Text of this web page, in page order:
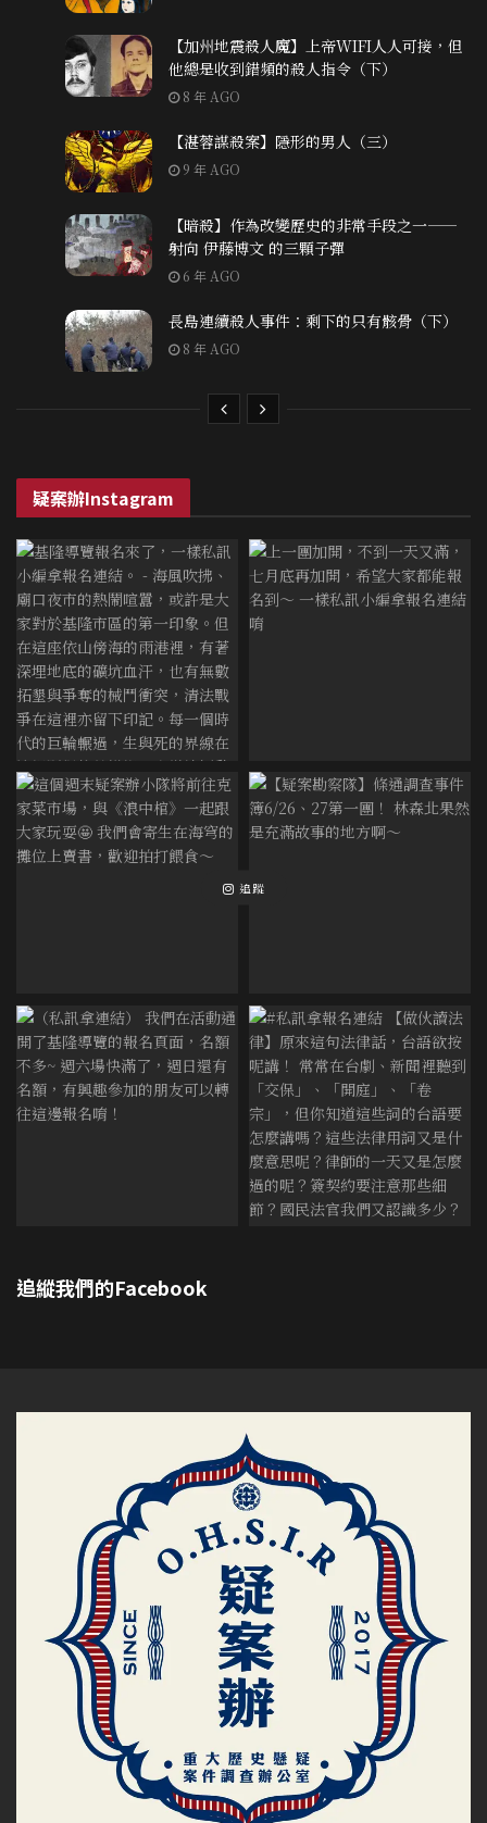
【加州地震殺人魔】上帝WIFI人人可接，但
他總是收到錯頻的殺人指令（下）
8 年 AGO
【湛蓉謀殺案】隱形的男人（三）
9 年 AGO
【暗殺】作為改變歷史的非常手段之一——
射向 伊藤博文 的三顆子彈
6 年 AGO
長島連續殺人事件：剩下的只有骸骨（下）
8 年 AGO
疑案辦Instagram
追蹤
追縱我們的Facebook